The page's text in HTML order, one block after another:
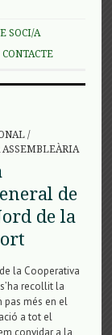
SOCI/A
CONTACTE
/
ASSEMBLEÀRIA
de
de la
la Cooperativa
recollit la
pas més en el
a tot el
convidar a la